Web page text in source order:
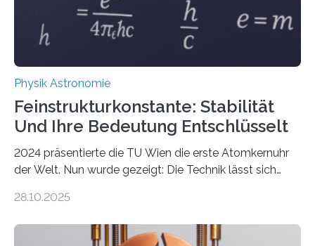
Physik Astronomie
Feinstrukturkonstante: Stabilität
Und Ihre Bedeutung Entschlüsselt
2024 präsentierte die TU Wien die erste Atomkernuhr
der Welt. Nun wurde gezeigt: Die Technik lässt sich
fundamentalen Physik nachzugehen. Thorium-
Messungen verwenden. Das hatte man jahrzehntelang
28.10.2025